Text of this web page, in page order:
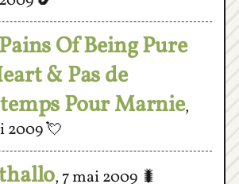
Of Being Pure
& Pas de
Pour Marnie
2009💘
,7 mai 2009🐛